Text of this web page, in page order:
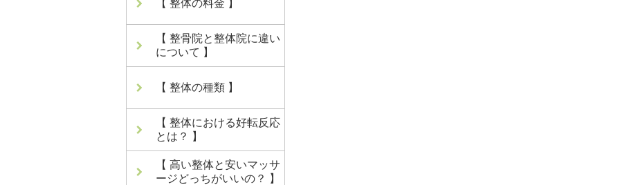
【 整体の料金 】
【 整骨院と整体院に違い
について 】
【 整体の種類 】
【 整体における好転反応
とは？ 】
【 高い整体と安いマッサ
ージどっちがいいの？ 】